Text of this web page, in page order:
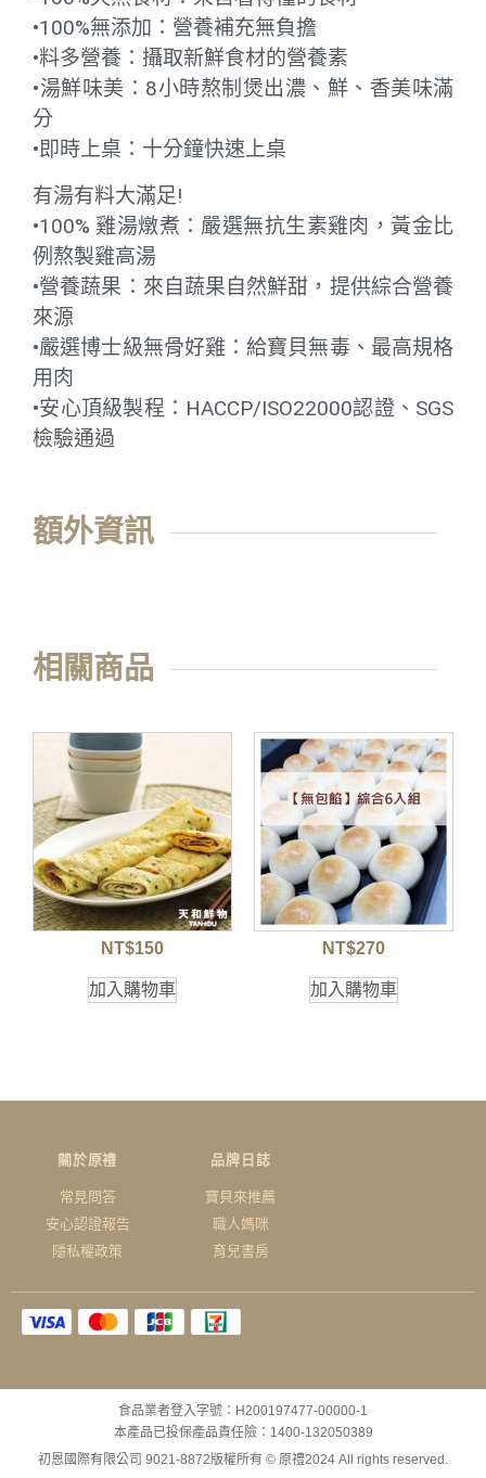
•100%無添加：營養補充無負擔
•料多營養：攝取新鮮食材的營養素
•湯鮮味美：8小時熬制煲出濃、鮮、香美味滿
分
•即時上桌：十分鐘快速上桌
有湯有料大滿足!
•100% 雞湯燉煮：嚴選無抗生素雞肉，黃金比
例熬製雞高湯
•營養蔬果：來自蔬果自然鮮甜，提供綜合營養
來源
•嚴選博士級無骨好雞：給寶貝無毒、最高規格
用肉
•安心頂級製程：HACCP/ISO22000認證、SGS
檢驗通過
額外資訊
相關商品
NT$150
加入購物車
NT$270
加入購物車
關於原禮
常見問答
安心認證報告
隱私權政策
品牌日誌
寶貝來推薦
職人媽咪
育兒書房
食品業者登入字號：H200197477-00000-1
本產品已投保產品責任險：1400-132050389
初恩國際有限公司 9021-8872版權所有 © 原禮2024 All rights reserved.